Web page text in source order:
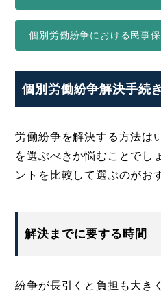
個別労働紛争における民事
個別労働紛争解決手続
労働紛争を解決する方法は
を選ぶべきか悩むことでし
ントを比較して選ぶのがお
解決までに要する時間
紛争が長引くと負担も大き